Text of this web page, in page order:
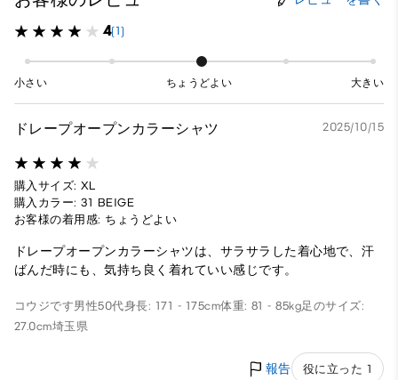
4(1)
小さい ちょうどよい 大きい
ドレープオープンカラーシャツ 2025/10/15
購入サイズ: XL
購入カラー: 31 BEIGE
お客様の着用感: ちょうどよい
ドレープオープンカラーシャツは、サラサラした着心地で、汗
ばんだ時にも、気持ち良く着れていい感じです。
コウジです男性50代身長: 171 - 175cm体重: 81 - 85kg足のサイズ:
27.0cm埼玉県
報告 役に立った 1